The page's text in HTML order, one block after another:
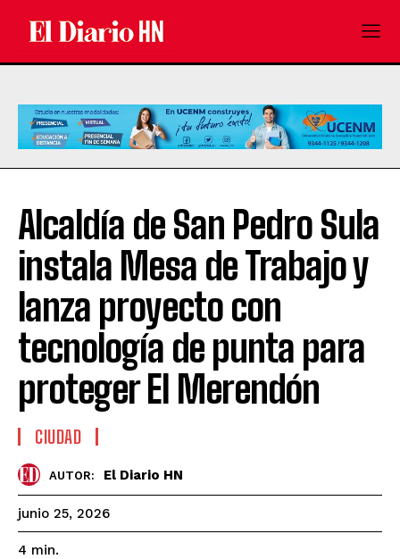
Alcaldía de San Pedro Sula
instala Mesa de Trabajo y
lanza proyecto con
tecnología de punta para
proteger El Merendón
CIUDAD
AUTOR: El Diario HN
junio 25, 2026
4 min.